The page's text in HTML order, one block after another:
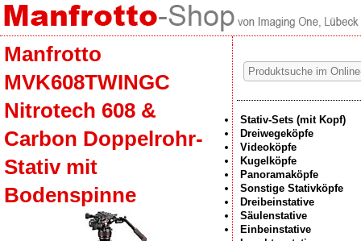
Manfrotto
MVK608TWINGC
Nitrotech 608 &
Carbon Doppelrohr-
Stativ mit
Bodenspinne
Stativ-Sets (mit Kopf)
Dreiwegeköpfe
Videoköpfe
Kugelköpfe
Panoramaköpfe
Sonstige Stativköpfe
Dreibeinstative
Säulenstative
Einbeinstative